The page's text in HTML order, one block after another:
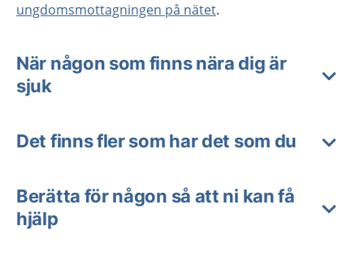
ungdomsmottagningen på nätet.
När någon som finns nära dig är
sjuk
Det finns fler som har det som du
Berätta för någon så att ni kan få
hjälp